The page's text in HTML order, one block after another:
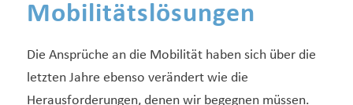
Mobilitätslösungen
Die Ansprüche an die Mobilität haben sich über die
letzten Jahre ebenso verändert wie die
Herausforderungen, denen wir begegnen müssen.